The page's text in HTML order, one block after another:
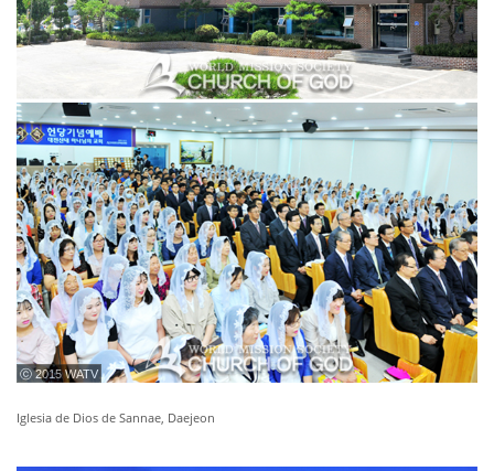
ⓒ 2015 WATV
Iglesia de Dios de Sannae, Daejeon